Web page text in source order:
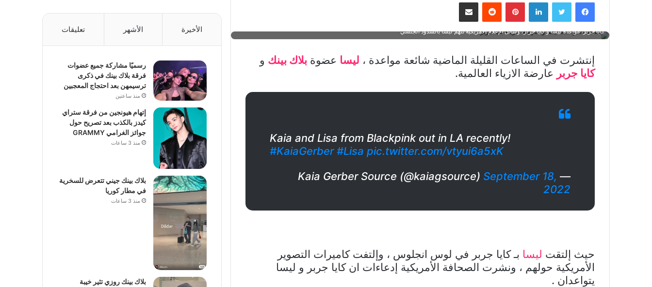
فيسبوك تويتر لينكدإن بينتيريست مشاركة عبر البريد
الأزياء كايا جربر، عارضة الأزياء كايا جربر، كايا جربر، ليسا، ليسا و كايا جربر، ليسا وعارضة الأزياء كايا جربر، مستخدمي الإنترنت، مواعدة ليسا و عارضة الأزياء
كايا جربر، مواعدة ليسا و كايا جربر، وسائل الإعلام الامريكية تتهم ليسا بالشدود الجنسي
إنتشرت في الساعات القليلة الماضية شائعة مواعدة ، ليسا عضوة بلاك بينك و
كايا جربر عارضة الازياء العالمية.
Kaia and Lisa from Blackpink out in LA recently!
#KaiaGerber #Lisa pic.twitter.com/vtyui6a5xK
— Kaia Gerber Source (@kaiagsource)
September 18,
2022
حيث إلتقت ليسا بـ كايا جربر في لوس انجلوس ، وإلتفت كاميرات التصوير
الأمريكية حولهم ، ونشرت الصحافة الأمريكية إدعاءات ان كايا جربر و ليسا
يتواعدان .
الأخيرة الأشهر تعليقات
رسميًا مشاركة جميع عضوات
فرقة بلاك بينك في ذكرى
ترسيمهن بعد احتجاج المعجبين
منذ ساعتين
إتهام هيونجين من فرقة ستراي
كيدز بالكذب بعد تصريح حول
جوائز الغرامي GRAMMY
منذ 3 ساعات
بلاك بينك جيني تتعرض للسخرية
في مطار كوريا
منذ 3 ساعات
بلاك بينك روزي تثير خيبة